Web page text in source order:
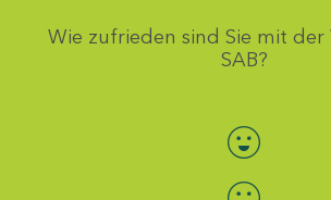
Wie zufrieden sind Sie mit der
SAB?
Bewertung